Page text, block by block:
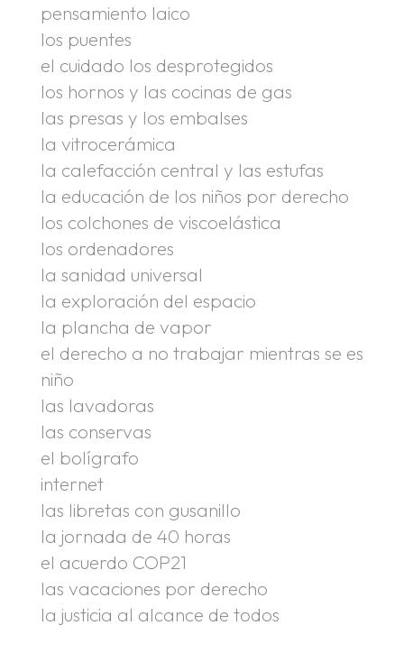
pensamiento laico
los puentes
el cuidado los desprotegidos
los hornos y las cocinas de gas
las presas y los embalses
la vitrocerámica
la calefacción central y las estufas
la educación de los niños por derecho
los colchones de viscoelástica
los ordenadores
la sanidad universal
la exploración del espacio
la plancha de vapor
el derecho a no trabajar mientras se es
niño
las lavadoras
las conservas
el bolígrafo
internet
las libretas con gusanillo
la jornada de 40 horas
el acuerdo COP21
las vacaciones por derecho
la justicia al alcance de todos